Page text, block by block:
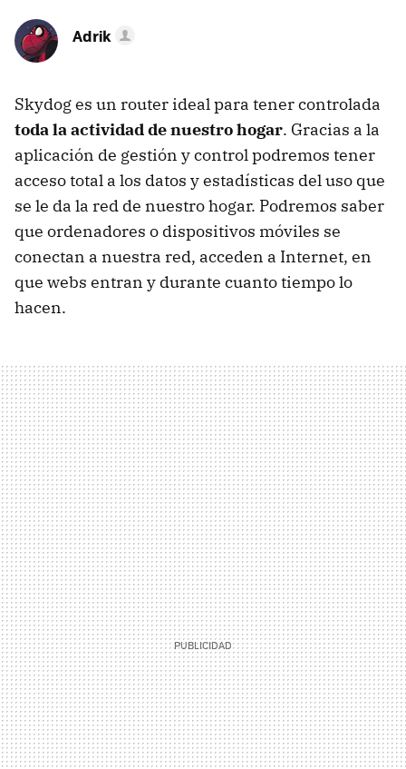
Adrik
Skydog es un router ideal para tener controlada
toda la actividad de nuestro hogar. Gracias a la
aplicación de gestión y control podremos tener
acceso total a los datos y estadísticas del uso que
se le da la red de nuestro hogar. Podremos saber
que ordenadores o dispositivos móviles se
conectan a nuestra red, acceden a Internet, en
que webs entran y durante cuanto tiempo lo
hacen.